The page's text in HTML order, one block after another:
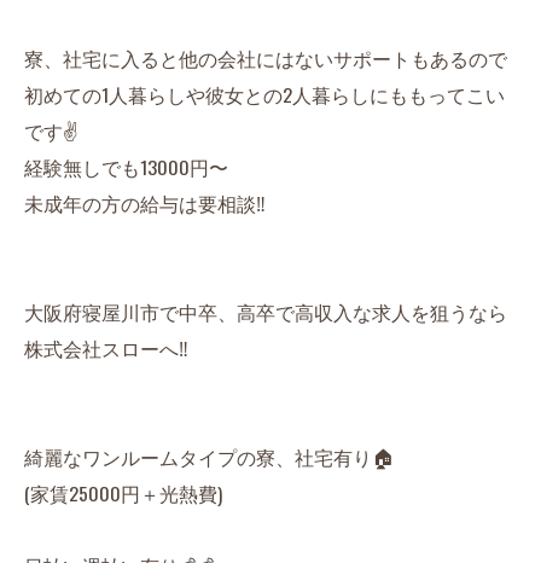
寮、社宅に入ると他の会社にはないサポートもあるので
初めての1人暮らしや彼女との2人暮らしにももってこい
です✌️
経験無しでも13000円〜
未成年の方の給与は要相談‼️
大阪府寝屋川市で中卒、高卒で高収入な求人を狙うなら
株式会社スローへ‼️
綺麗なワンルームタイプの寮、社宅有り🏠
(家賃25000円＋光熱費)